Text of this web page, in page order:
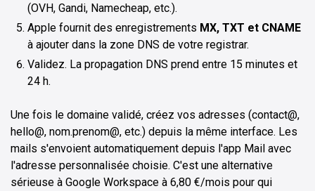
(OVH, Gandi, Namecheap, etc.).
Apple fournit des enregistrements MX, TXT et CNAME
à ajouter dans la zone DNS de votre registrar.
Validez. La propagation DNS prend entre 15 minutes et
24 h.
Une fois le domaine validé, créez vos adresses (contact@,
hello@, nom.prenom@, etc.) depuis la même interface. Les
mails s'envoient automatiquement depuis l'app Mail avec
l'adresse personnalisée choisie. C'est une alternative
sérieuse à Google Workspace à 6,80 €/mois pour qui